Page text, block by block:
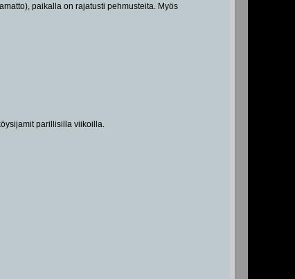
paikalla on rajatusti pehmusteita. Myös
parillisilla viikoilla.